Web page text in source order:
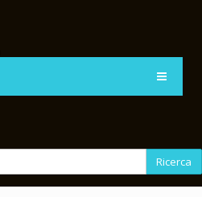
Ricerca